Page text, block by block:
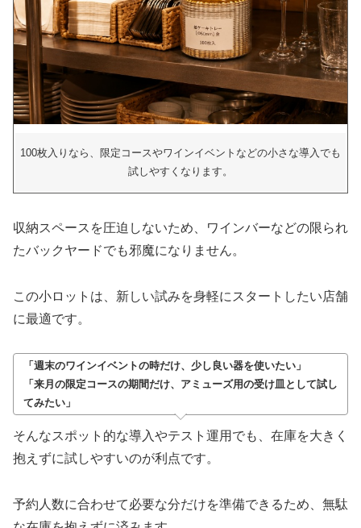
100枚入りなら、限定コースやワインイベントなどの小さな導入でも
試しやすくなります。
収納スペースを圧迫しないため、ワインバーなどの限られ
たバックヤードでも邪魔になりません。
この小ロットは、新しい試みを身軽にスタートしたい店舗
に最適です。
「週末のワインイベントの時だけ、少し良い器を使いたい」
「来月の限定コースの期間だけ、アミューズ用の受け皿として試し
てみたい」
そんなスポット的な導入やテスト運用でも、在庫を大きく
抱えずに試しやすいのが利点です。
予約人数に合わせて必要な分だけを準備できるため、無駄